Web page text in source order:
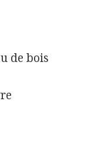
de bois